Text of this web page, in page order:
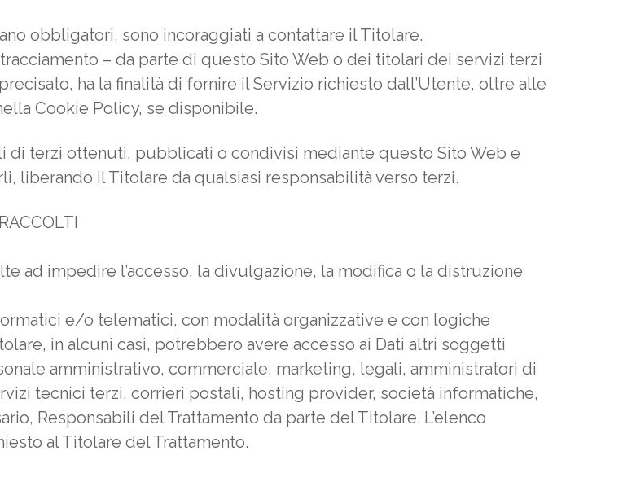
obbligatori, sono incoraggiati a contattare il Titolare.
– da parte di questo Sito Web o dei titolari dei servizi terzi
ha la finalità di fornire il Servizio richiesto dall’Utente, oltre alle
Cookie Policy, se disponibile.
di terzi ottenuti, pubblicati o condivisi mediante questo Sito Web e
liberando il Titolare da qualsiasi responsabilità verso terzi.
ad impedire l’accesso, la divulgazione, la modifica o la distruzione
e/o telematici, con modalità organizzative e con logiche
in alcuni casi, potrebbero avere accesso ai Dati altri soggetti
amministrativo, commerciale, marketing, legali, amministratori di
tecnici terzi, corrieri postali, hosting provider, società informatiche,
Responsabili del Trattamento da parte del Titolare. L’elenco
al Titolare del Trattamento.